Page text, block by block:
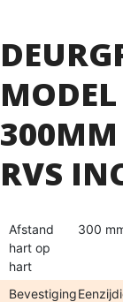
RVS
Afstand
hart op
hart
300
Bevestiging